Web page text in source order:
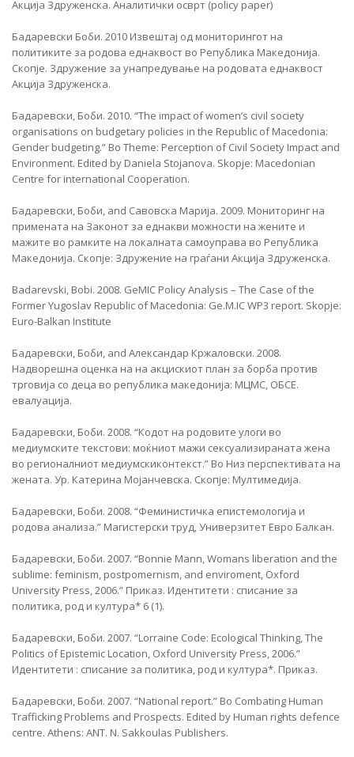
Акција Здруженска. Аналитички осврт (policy paper)
Бадаревски Боби. 2010 Извештај од мониторингот на
политиките за родова еднаквост во Република Македонија.
Скопје. Здружение за унапредување на родовата еднаквост
Акција Здруженска.
Бадаревски, Боби. 2010. “The impact of women’s civil society
organisations on budgetary policies in the Republic of Macedonia:
Gender budgeting.” Во Theme: Perception of Civil Society Impact and
Environment. Edited by Daniela Stojanova. Skopje: Macedonian
Centre for international Cooperation.
Бадаревски, Боби, and Савовска Марија. 2009. Мониторинг на
примената на Законот за еднакви можности на жените и
мажите во рамките на локалната самоуправа во Република
Македонија. Скопје: Здружение на граѓани Акција Здруженска.
Badarevski, Bobi. 2008. GeMIC Policy Analysis – The Case of the
Former Yugoslav Republic of Macedonia: Ge.M.IC WP3 report. Skopje:
Euro-Balkan Institute
Бадаревски, Боби, and Александар Кржаловски. 2008.
Надворешна оценка на на акцискиот план за борба против
трговија со деца во република македонија: МЦМС, ОБСЕ.
евалуација.
Бадаревски, Боби. 2008. “Кодот на родовите улоги во
медиумските текстови: моќниот мажи сексуализираната жена
во регионалниот медиумскиконтекст.” Во Низ перспективата на
жената. Ур. Катерина Мојанчевскa. Скопје: Мултимедија.
Бадаревски, Боби. 2008. “Феминистичка епистемологија и
родова анализа.” Магистерски труд, Универзитет Евро Балкан.
Бадаревски, Боби. 2007. “Bonnie Mann, Womans liberation and the
sublime: feminism, postpomernism, and enviroment, Oxford
University Press, 2006.” Приказ. Идентитети : списание за
политика, род и култура* 6 (1).
Бадаревски, Боби. 2007. “Lorraine Code: Ecological Thinking, The
Politics of Epistemic Location, Oxford University Press, 2006.”
Идентитети : списание за политика, род и култура*. Приказ.
Бадаревски, Боби. 2007. “National report.” Во Combating Human
Trafficking Problems and Prospects. Edited by Human rights defence
centre. Athens: ANT. N. Sakkoulas Publishers.